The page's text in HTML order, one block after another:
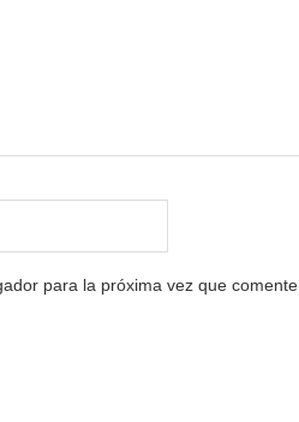
para la próxima vez que comente.